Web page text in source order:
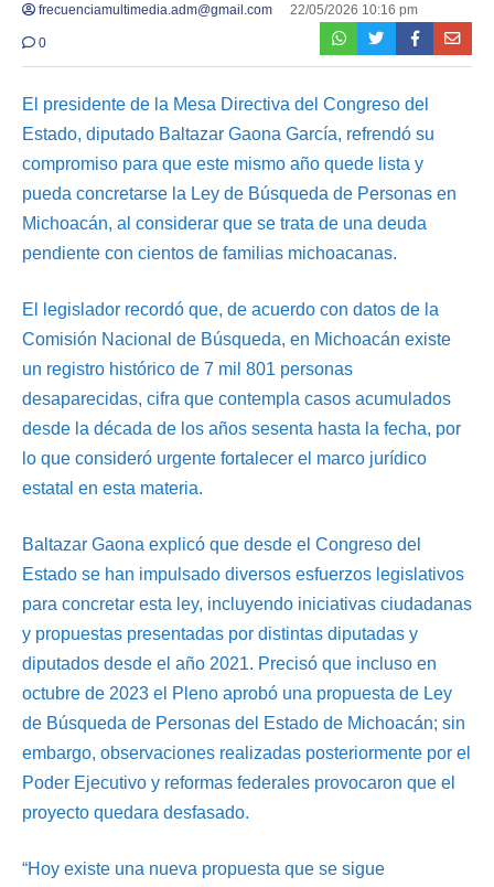
frecuenciamultimedia.adm@gmail.com 22/05/2026 10:16 pm
0
El presidente de la Mesa Directiva del Congreso del
Estado, diputado Baltazar Gaona García, refrendó su
compromiso para que este mismo año quede lista y
pueda concretarse la Ley de Búsqueda de Personas en
Michoacán, al considerar que se trata de una deuda
pendiente con cientos de familias michoacanas.
El legislador recordó que, de acuerdo con datos de la
Comisión Nacional de Búsqueda, en Michoacán existe
un registro histórico de 7 mil 801 personas
desaparecidas, cifra que contempla casos acumulados
desde la década de los años sesenta hasta la fecha, por
lo que consideró urgente fortalecer el marco jurídico
estatal en esta materia.
Baltazar Gaona explicó que desde el Congreso del
Estado se han impulsado diversos esfuerzos legislativos
para concretar esta ley, incluyendo iniciativas ciudadanas
y propuestas presentadas por distintas diputadas y
diputados desde el año 2021. Precisó que incluso en
octubre de 2023 el Pleno aprobó una propuesta de Ley
de Búsqueda de Personas del Estado de Michoacán; sin
embargo, observaciones realizadas posteriormente por el
Poder Ejecutivo y reformas federales provocaron que el
proyecto quedara desfasado.
“Hoy existe una nueva propuesta que se sigue